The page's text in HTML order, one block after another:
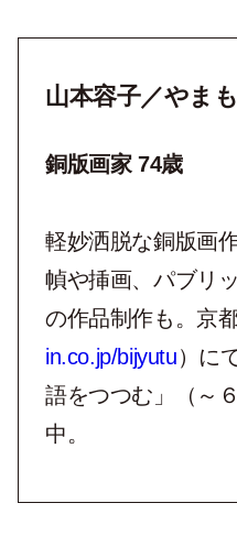
山本容子／やま
銅版画家 74歳
軽妙洒脱な銅版画
幀や挿画、パブリ
の作品制作も。京
in.co.jp/bijyutu）に
語をつつむ」（～
中。